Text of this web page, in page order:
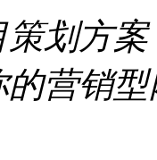
策划方案
营销